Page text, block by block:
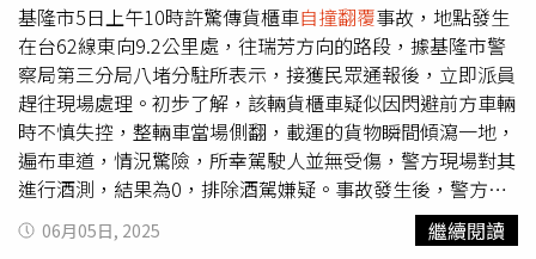
基隆市5日上午10時許驚傳貨櫃車自撞翻覆事故，地點發生
在台62線東向9.2公里處，往瑞芳方向的路段，據基隆市警
察局第三分局八堵分駐所表示，接獲民眾通報後，立即派員
趕往現場處理。初步了解，該輛貨櫃車疑似因閃避前方車輛
時不慎失控，整輛車當場側翻，載運的貨物瞬間傾瀉一地，
遍布車道，情況驚險，所幸駕駛人並無受傷，警方現場對其
進行酒測，結果為0，排除酒駕嫌疑。事故發生後，警方迅
速展開交通疏導，避免更多車輛受困或追撞，另也通知拖吊
車及公路單位前來協助，積極清理事故現場並恢復交通秩
06月05日, 2025 繼續閱讀